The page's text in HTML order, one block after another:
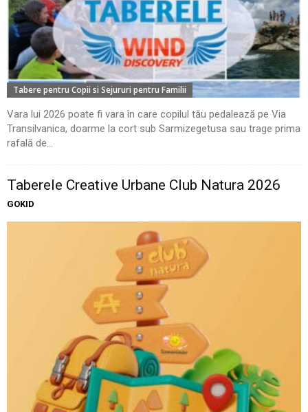
Tabere pentru Copii si Sejururi pentru Familii
Vara lui 2026 poate fi vara în care copilul tău pedalează pe Via
Transilvanica, doarme la cort sub Sarmizegetusa sau trage prima
rafală de...
Taberele Creative Urbane Club Natura 2026
GOKID